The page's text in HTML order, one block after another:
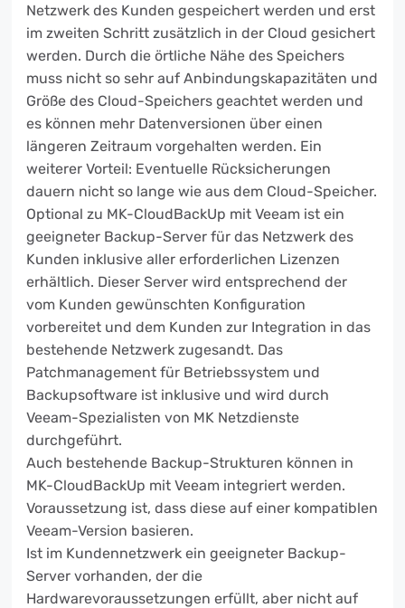
Netzwerk des Kunden gespeichert werden und erst
im zweiten Schritt zusätzlich in der Cloud gesichert
werden. Durch die örtliche Nähe des Speichers
muss nicht so sehr auf Anbindungskapazitäten und
Größe des Cloud-Speichers geachtet werden und
es können mehr Datenversionen über einen
längeren Zeitraum vorgehalten werden. Ein
weiterer Vorteil: Eventuelle Rücksicherungen
dauern nicht so lange wie aus dem Cloud-Speicher.
Optional zu MK-CloudBackUp mit Veeam ist ein
geeigneter Backup-Server für das Netzwerk des
Kunden inklusive aller erforderlichen Lizenzen
erhältlich. Dieser Server wird entsprechend der
vom Kunden gewünschten Konfiguration
vorbereitet und dem Kunden zur Integration in das
bestehende Netzwerk zugesandt. Das
Patchmanagement für Betriebssystem und
Backupsoftware ist inklusive und wird durch
Veeam-Spezialisten von MK Netzdienste
durchgeführt.
Auch bestehende Backup-Strukturen können in
MK-CloudBackUp mit Veeam integriert werden.
Voraussetzung ist, dass diese auf einer kompatiblen
Veeam-Version basieren.
Ist im Kundennetzwerk ein geeigneter Backup-
Server vorhanden, der die
Hardwarevoraussetzungen erfüllt, aber nicht auf